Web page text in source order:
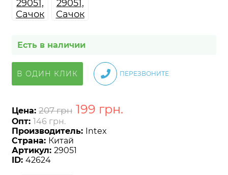
Есть в наличии
В ОДИН КЛИК ПЕРЕЗВОНИТЕ
Цена: 207 грн 199 грн.
Опт: 146 грн.
Производитель: Intex
Страна: Китай
Артикул: 29051
ID: 42624